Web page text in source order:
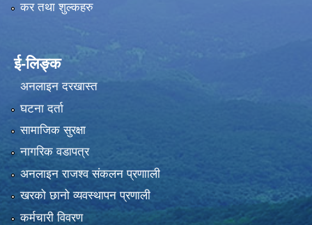
कर तथा शुल्कहरु
ई-लिङ्क
अनलाइन दरखास्त
घटना दर्ता
सामाजिक सुरक्षा
नागरिक वडापत्र
अनलाइन राजश्व संकलन प्रणााली
खरको छानो व्यवस्थापन प्रणाली
कर्मचारी विवरण